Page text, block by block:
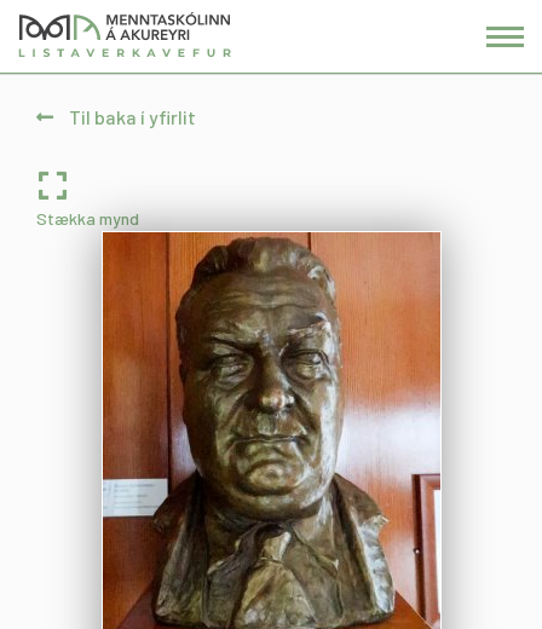
Fara
í
Til baka í yfirlit
Stækka mynd